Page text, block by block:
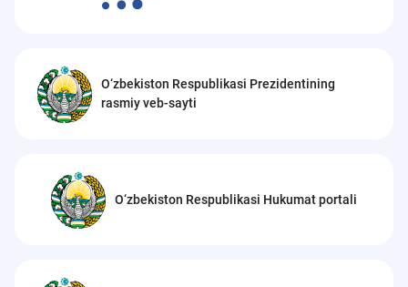
O‘zbekiston Respublikasi Prezidentining
rasmiy veb-sayti
O‘zbekiston Respublikasi Hukumat portali